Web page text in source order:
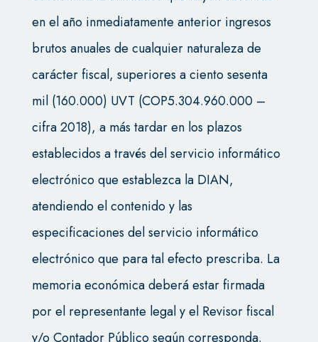
en el año inmediatamente anterior ingresos
brutos anuales de cualquier naturaleza de
carácter fiscal, superiores a ciento sesenta
mil (160.000) UVT (COP5.304.960.000 –
cifra 2018), a más tardar en los plazos
establecidos a través del servicio informático
electrónico que establezca la DIAN,
atendiendo el contenido y las
especificaciones del servicio informático
electrónico que para tal efecto prescriba. La
memoria económica deberá estar firmada
por el representante legal y el Revisor fiscal
y/o Contador Público según corresponda.